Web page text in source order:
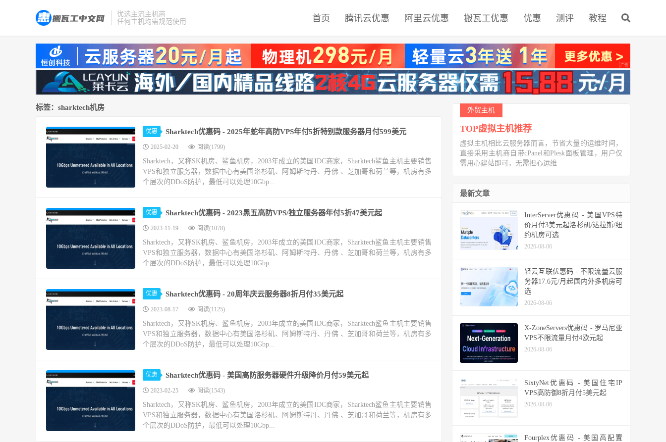
优选主流主机商
任何主机均需规范使用
首页 腾讯云优惠 阿里云优惠 搬瓦工优惠 优惠 测评 教程
标签：sharktech机房
优惠 Sharktech优惠码 - 2025年蛇年高防VPS年付5折特别款服务器月付599美元
2025-02-20 阅读(1799)
Sharktech，又称SK机房、鲨鱼机房，2003年成立的美国IDC商家，Sharktech鲨鱼主机主要销售
VPS和独立服务器，数据中心有美国洛杉矶、阿姆斯特丹、丹佛 、芝加哥和荷兰等，机房有多
个层次的DDoS防护，最低可以处理10Gbp...
优惠 Sharktech优惠码 - 2023黑五高防VPS/独立服务器年付5折47美元起
2023-11-19 阅读(1078)
Sharktech，又称SK机房、鲨鱼机房，2003年成立的美国IDC商家，Sharktech鲨鱼主机主要销售
VPS和独立服务器，数据中心有美国洛杉矶、阿姆斯特丹、丹佛 、芝加哥和荷兰等，机房有多
个层次的DDoS防护，最低可以处理10Gbp...
优惠 Sharktech优惠码 - 20周年庆云服务器8折月付35美元起
2023-08-17 阅读(1125)
Sharktech，又称SK机房、鲨鱼机房，2003年成立的美国IDC商家，Sharktech鲨鱼主机主要销售
VPS和独立服务器，数据中心有美国洛杉矶、阿姆斯特丹、丹佛 、芝加哥和荷兰等，机房有多
个层次的DDoS防护，最低可以处理10Gbp...
优惠 Sharktech优惠码 - 美国高防服务器硬件升级降价月付59美元起
2023-02-25 阅读(1543)
Sharktech，又称SK机房、鲨鱼机房，2003年成立的美国IDC商家，Sharktech鲨鱼主机主要销售
VPS和独立服务器，数据中心有美国洛杉矶、阿姆斯特丹、丹佛 、芝加哥和荷兰等，机房有多
个层次的DDoS防护，最低可以处理10Gbp...
外贸主机
TOP虚拟主机推荐
虚拟主机相比云服务器而言，节省大量的运维时间，
直接采用主机商自带cPanel和Plesk面板管理，用户仅
需用心建站即可，无需担心运维
最新文章
InterServer优惠码 - 美国VPS特
价月付3美元起洛杉矶/达拉斯/纽
约机房可选
2026-08-06
轻云互联优惠码 - 不限流量云服
务器17.6元/月起国内外多机房可
选
2026-08-06
X-ZoneServers优惠码 - 罗马尼亚
VPS不限流量月付4欧元起
2026-08-06
SixtyNet优惠码 - 美国住宅IP
VPS高防御8折月付5美元起
2026-08-06
Fourplex优惠码 - 美国高配置